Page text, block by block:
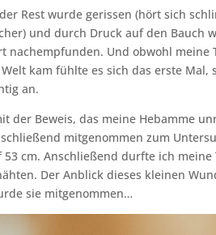
Rest wurde gerissen (hört sich
und durch Druck auf den Bauch
nachempfunden. Und obwohl meine
kam fühlte es sich das erste Mal,
an.
der Beweis, das meine Hebamme
mitgenommen zum
cm. Anschließend durfte ich meine
Der Anblick dieses kleinen
sie mitgenommen…